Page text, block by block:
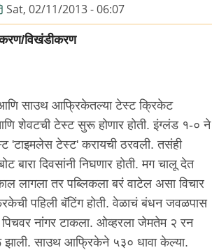
Sat, 02/11/2013 - 06:07
विखंडीकरण
साउथ आफ्रिकेतल्या टेस्ट क्रिकेट
शेवटची टेस्ट सुरू होणार होती. इंग्लंड १-० ने
'टाइमलेस टेस्ट' करायची ठरवली. तसंही
बारा दिवसांनी निघणार होती. मग चालू देत
लागला तर पब्लिकला बरं वाटेल असा विचार
पहिली बॅटिंग होती. वेळाचं बंधन जवळपास
नांगर टाकला. ओव्हरला जेमतेम २ रन
साउथ आफ्रिकेने ५३० धावा केल्या.